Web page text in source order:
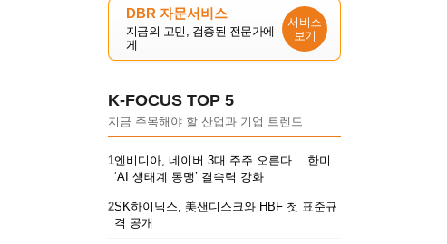
DBR 자문서비스
지금의 고민, 검증된 전문가에
게
서비스
보기
K-FOCUS TOP 5
지금 주목해야 할 산업과 기업 트렌드
1엔비디아, 네이버 3대 주주 오른다… 한미
‘AI 생태계 동맹’ 결속력 강화
2SK하이닉스, 美샌디스크와 HBF 첫 표준규
격 공개